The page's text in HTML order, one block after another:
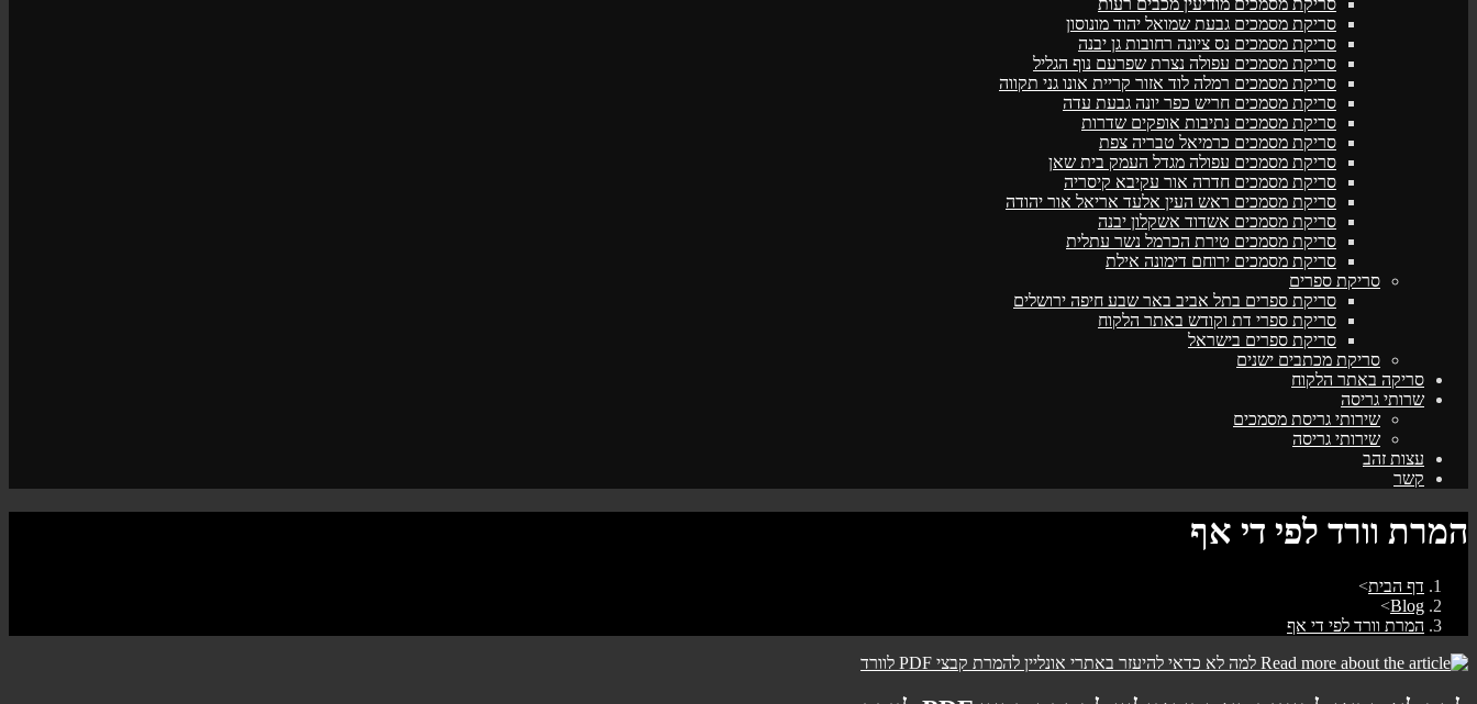
סריקת מסמכים מודיעין מכבים רעות
סריקת מסמכים גבעת שמואל יהוד מונוסון
סריקת מסמכים נס ציונה רחובות גן יבנה
סריקת מסמכים עפולה נצרת שפרעם נוף הגליל
סריקת מסמכים רמלה לוד אזור קריית אונו גני תקווה
סריקת מסמכים חריש כפר יונה גבעת עדה
סריקת מסמכים נתיבות אופקים שדרות
סריקת מסמכים כרמיאל טבריה צפת
סריקת מסמכים עפולה מגדל העמק בית שאן
סריקת מסמכים חדרה אור עקיבא קיסריה
סריקת מסמכים ראש העין אלעד אריאל אור יהודה
סריקת מסמכים אשדוד אשקלון יבנה
סריקת מסמכים טירת הכרמל נשר עתלית
סריקת מסמכים ירוחם דימונה אילת
סריקת ספרים
סריקת ספרים בתל אביב באר שבע חיפה ירושלים
סריקת ספרי דת וקודש באתר הלקוח
סריקת ספרים בישראל
סריקת מכתבים ישנים
סריקה באתר הלקוח
שרותי גריסה
שירותי גריסת מסמכים
שירותי גריסה
עצות זהב
קשר
המרת וורד לפי די אף
דף הבית>
Blog
>
המרת וורד לפי די אף